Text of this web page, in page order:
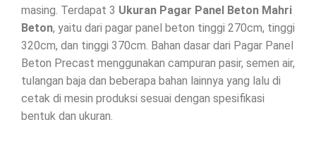
masing. Terdapat 3 Ukuran Pagar Panel Beton Mahri
Beton, yaitu dari pagar panel beton tinggi 270cm, tinggi
320cm, dan tinggi 370cm. Bahan dasar dari Pagar Panel
Beton Precast menggunakan campuran pasir, semen air,
tulangan baja dan beberapa bahan lainnya yang lalu di
cetak di mesin produksi sesuai dengan spesifikasi
bentuk dan ukuran.